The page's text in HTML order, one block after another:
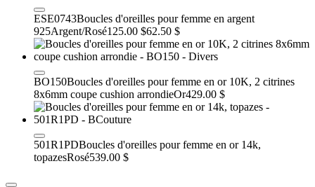
ESE0743Boucles d'oreilles pour femme en argent
925Argent/Rosé125.00 $62.50 $
BO150Boucles d'oreilles pour femme en or 10K, 2 citrines
8x6mm coupe cushion arrondieOr429.00 $
501R1PDBoucles d'oreilles pour femme en or 14k,
topazesRosé539.00 $